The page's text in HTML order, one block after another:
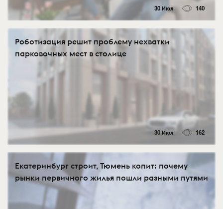
30 Июл 140
Роботизация решит проблему нехватки
парковочных мест в столице
30 Июл 162
Екатеринбург строит, Тюмень копит: почему
рынки первичного жилья пошли разными путями